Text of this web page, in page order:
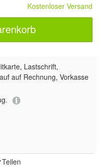
Kostenloser Versand
Lastschrift,
auf Rechnung, Vorkasse
Teilen